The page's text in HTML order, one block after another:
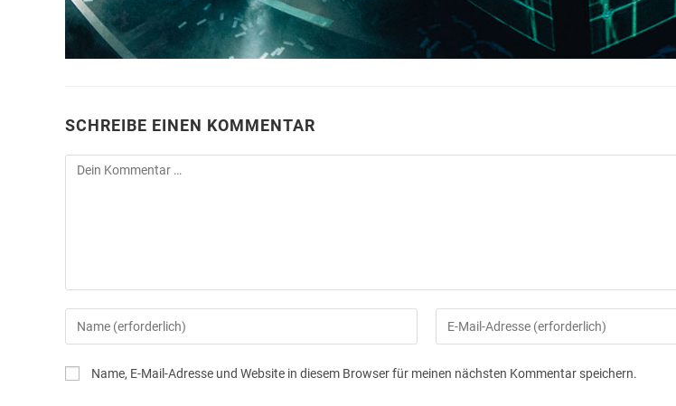
SCHREIBE EINEN KOMMENTAR
Name, E-Mail-Adresse und Website in diesem Browser für meinen nächsten Kommentar speichern.